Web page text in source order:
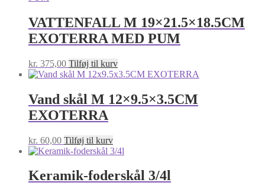
VATTENFALL M 19×21.5×18.5CM
EXOTERRA MED PUM
kr. 375,00 Tilføj til kurv
Vand skål M 12×9.5×3.5CM
EXOTERRA
kr. 60,00 Tilføj til kurv
Keramik-foderskål 3/4l